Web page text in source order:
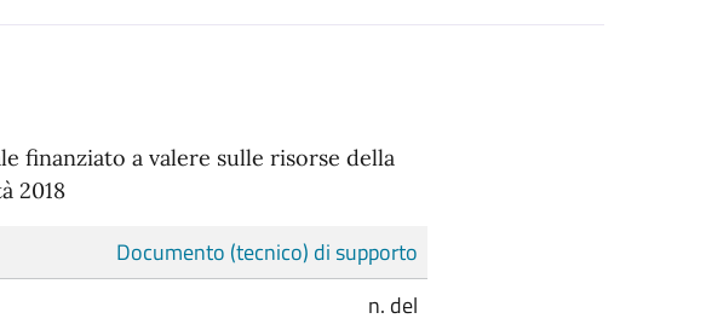
finanziato a valere sulle risorse della
2018
Documento (tecnico) di supporto
n. del